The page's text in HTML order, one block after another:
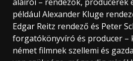
például Alexander Kluge
Edgar Reitz rendező és Peter
forgatókönyvíró és producer –
német filmnek szellemi és